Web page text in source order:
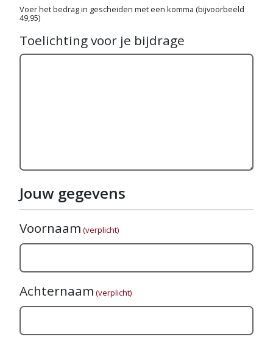
Voer het bedrag in gescheiden met een komma (bijvoorbeeld
49,95)
Toelichting voor je bijdrage
Jouw gegevens
Voornaam (verplicht)
Achternaam (verplicht)